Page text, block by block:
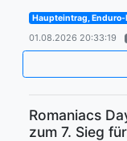
Haupteintrag, Enduro-
01.08.2026 20:33:19
Romaniacs
zum 7. Sieg